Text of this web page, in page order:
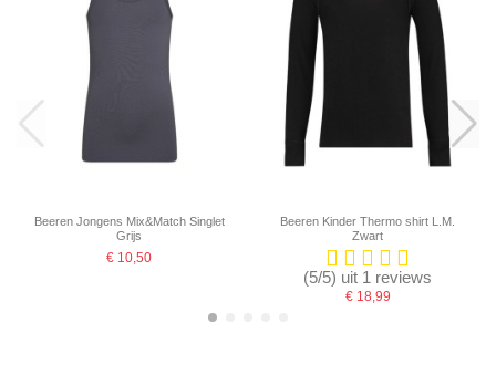
Beeren Jongens Mix&Match Singlet
Grijs
€ 10,50
Beeren Kinder Thermo shirt L.M.
Zwart
(5/5) uit 1 reviews
€ 18,99